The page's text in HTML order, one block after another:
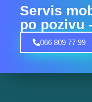
Servis
po pozivu
066 809 77 99